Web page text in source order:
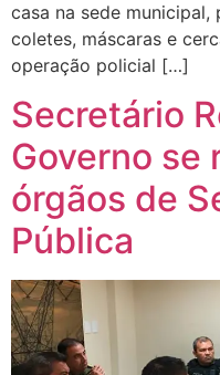
casa na sede
coletes, máscaras e
operação policial […]
Secretário
Governo se
órgãos de
Pública